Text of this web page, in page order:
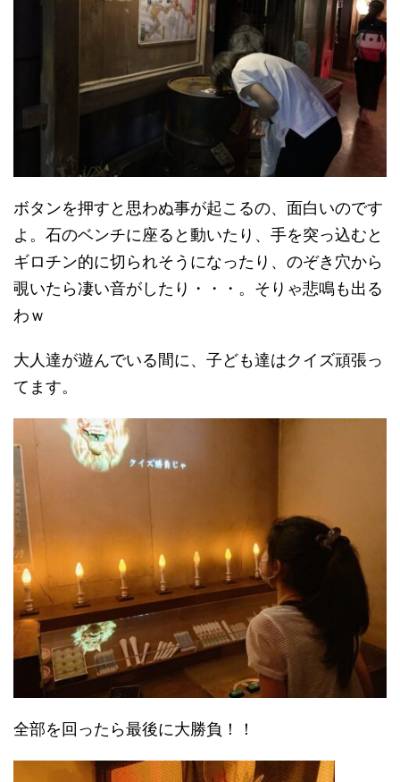
ボタンを押すと思わぬ事が起こるの、面白いのです
よ。石のベンチに座ると動いたり、手を突っ込むと
ギロチン的に切られそうになったり、のぞき穴から
覗いたら凄い音がしたり・・・。そりゃ悲鳴も出る
わｗ
大人達が遊んでいる間に、子ども達はクイズ頑張っ
てます。
全部を回ったら最後に大勝負！！